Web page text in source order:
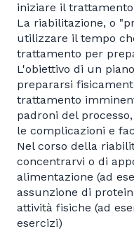
iniziare il trattamento
La riabilitazione, o
utilizzare il tempo
trattamento per
L'obiettivo di un
prepararsi
trattamento
padroni del
le complicazioni e
Nel corso della
concentrarvi o di
alimentazione (ad
assunzione di
attività fisiche (ad
esercizi)